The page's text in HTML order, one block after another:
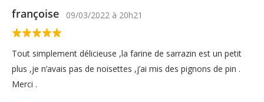
françoise 09/03/2022 à 20h21
Tout simplement délicieuse ,la farine de sarrazin est un petit
plus ,je n’avais pas de noisettes ,j’ai mis des pignons de pin .
Merci .